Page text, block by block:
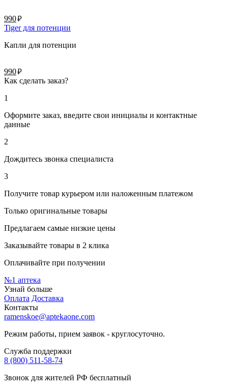
990руб.
Tiger для потенции
Капли для потенции
990руб.
Как сделать заказ?
1
Оформите заказ, введите свои инициалы и контактные
данные
2
Дождитесь звонка специалиста
3
Получите товар курьером или наложенным платежом
Только оригинальные товары
Предлагаем самые низкие цены
Заказывайте товары в 2 клика
Оплачивайте при получении
№1 аптека
Узнай больше
Оплата Доставка
Контакты
ramenskoe@aptekaone.com
Режим работы, прием заявок - круглосуточно.
Служба поддержки
8 (800) 511-58-74
Звонок для жителей РФ бесплатный